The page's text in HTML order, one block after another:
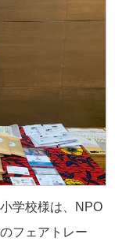
学校様は、NPO
フェアトレー